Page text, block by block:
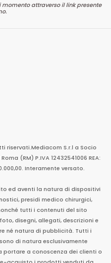
momento attraverso il link presente
riservati.Mediacom S.r.l a Socio
Roma (RM) P.IVA 12432541006 REA:
Interamente versato.
ed aventi la natura di dispositivi
presidi medico chirurgici,
tutti i contenuti del sito
disegni, allegati, descrizioni e
né natura di pubblicità. Tutti i
di natura esclusivamente
portare a conoscenza dei clienti o